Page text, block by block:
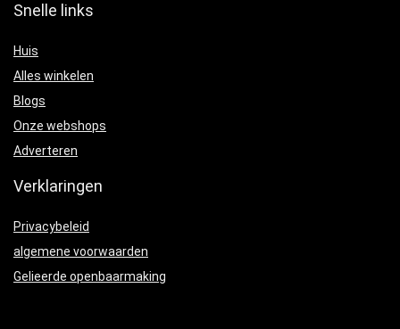
Snelle links
Huis
Alles winkelen
Blogs
Onze webshops
Adverteren
Verklaringen
Privacybeleid
algemene voorwaarden
Gelieerde openbaarmaking